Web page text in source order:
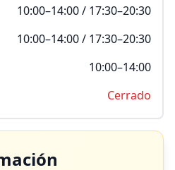
10:00–14:00 / 17:30–20:30
10:00–14:00 / 17:30–20:30
10:00–14:00
Cerrado